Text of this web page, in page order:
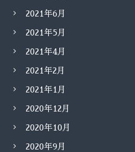
2021年6月
2021年5月
2021年4月
2021年2月
2021年1月
2020年12月
2020年10月
2020年9月